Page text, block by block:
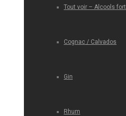
Tout voir – Alcools
Cognac / Calvados
Gin
Rhum